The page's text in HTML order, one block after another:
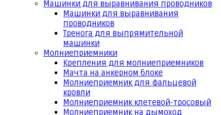
Машинки для выравнивания проводников
Машинки для выравнивания
проводников
Тренога для выпрямительной
машинки
Молниеприемники
Крепления для молниеприемников
Мачта на анкерном блоке
Молниеприемник для фальцевой
кровли
Молниеприемник клетевой-тросовый
Молниеприемник на дымоход